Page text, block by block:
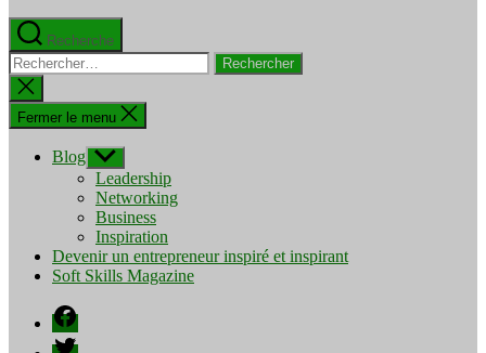
Recherche
Rechercher :
Fermer
la
recherche
Fermer le menu
Blog Afficher
le
sous-
menu
Leadership
Networking
Business
Inspiration
Devenir un entrepreneur inspiré et inspirant
Soft Skills Magazine
Facebook
Twitter